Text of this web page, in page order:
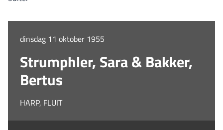
dinsdag 11 oktober 1955
Strumphler, Sara & Bakker,
Bertus
HARP, FLUIT